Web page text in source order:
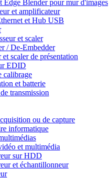
Edge Blender pour mur d'images
et amplificateur
et Hub USB
et scaler
/ De-Embedder
et scaler de présentation
EDID
calibrage
et batterie
transmission
ou de capture
informatique
et multimédia
sur HDD
et échantillonneur